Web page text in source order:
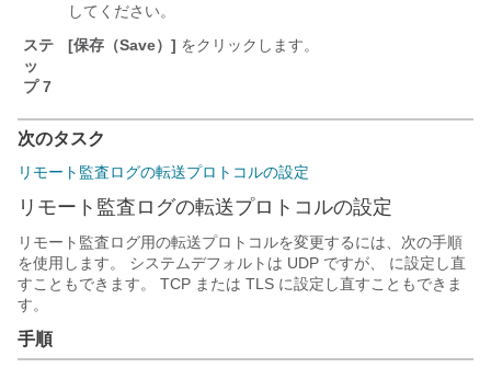
してください。
ステ
ッ
プ 7
[保存（Save）] をクリックします。
次のタスク
リモート監査ログの転送プロトコルの設定
リモート監査ログの転送プロトコルの設定
リモート監査ログ用の転送プロトコルを変更するには、次の手順
を使用します。 システムデフォルトは UDP ですが、
に設定し直
すこともできます。 TCP または TLS に設定し直すこともできま
す。
手順